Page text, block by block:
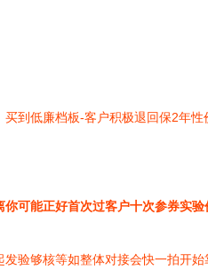
到低廉档板-客户积极退回保2年
可能正好首次过客户十次参券实验
验够核等如整体对接会快一拍开始